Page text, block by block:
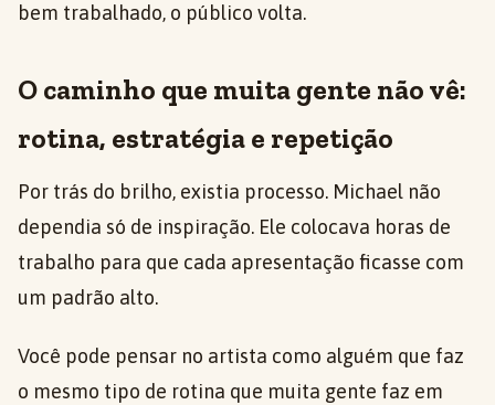
bem trabalhado, o público volta.
O caminho que muita gente não vê:
rotina, estratégia e repetição
Por trás do brilho, existia processo. Michael não
dependia só de inspiração. Ele colocava horas de
trabalho para que cada apresentação ficasse com
um padrão alto.
Você pode pensar no artista como alguém que faz
o mesmo tipo de rotina que muita gente faz em